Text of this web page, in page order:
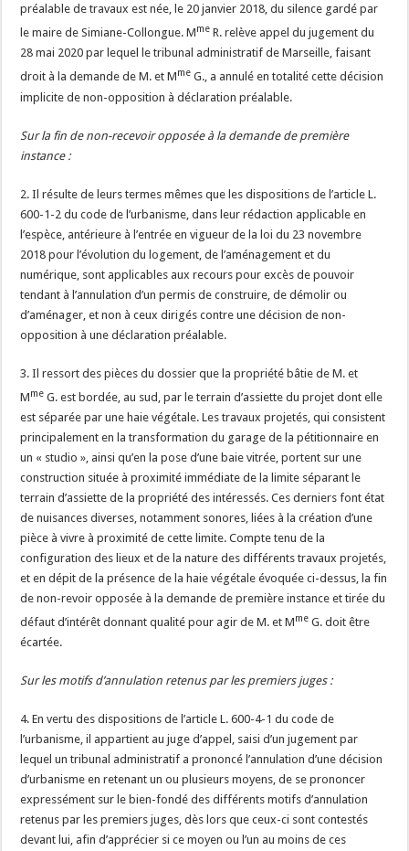
préalable de travaux est née, le 20 janvier 2018, du silence gardé par
le maire de Simiane-Collongue. Mme R. relève appel du jugement du
28 mai 2020 par lequel le tribunal administratif de Marseille, faisant
droit à la demande de M. et Mme G., a annulé en totalité cette décision
implicite de non-opposition à déclaration préalable.
Sur la fin de non-recevoir opposée à la demande de première
instance :
2. Il résulte de leurs termes mêmes que les dispositions de l’article L.
600-1-2 du code de l’urbanisme, dans leur rédaction applicable en
l’espèce, antérieure à l’entrée en vigueur de la loi du 23 novembre
2018 pour l’évolution du logement, de l’aménagement et du
numérique, sont applicables aux recours pour excès de pouvoir
tendant à l’annulation d’un permis de construire, de démolir ou
d’aménager, et non à ceux dirigés contre une décision de non-
opposition à une déclaration préalable.
3. Il ressort des pièces du dossier que la propriété bâtie de M. et
Mme G. est bordée, au sud, par le terrain d’assiette du projet dont elle
est séparée par une haie végétale. Les travaux projetés, qui consistent
principalement en la transformation du garage de la pétitionnaire en
un « studio », ainsi qu’en la pose d’une baie vitrée, portent sur une
construction située à proximité immédiate de la limite séparant le
terrain d’assiette de la propriété des intéressés. Ces derniers font état
de nuisances diverses, notamment sonores, liées à la création d’une
pièce à vivre à proximité de cette limite. Compte tenu de la
configuration des lieux et de la nature des différents travaux projetés,
et en dépit de la présence de la haie végétale évoquée ci-dessus, la fin
de non-revoir opposée à la demande de première instance et tirée du
défaut d’intérêt donnant qualité pour agir de M. et Mme G. doit être
écartée.
Sur les motifs d’annulation retenus par les premiers juges :
4. En vertu des dispositions de l’article L. 600-4-1 du code de
l’urbanisme, il appartient au juge d’appel, saisi d’un jugement par
lequel un tribunal administratif a prononcé l’annulation d’une décision
d’urbanisme en retenant un ou plusieurs moyens, de se prononcer
expressément sur le bien-fondé des différents motifs d’annulation
retenus par les premiers juges, dès lors que ceux-ci sont contestés
devant lui, afin d’apprécier si ce moyen ou l’un au moins de ces